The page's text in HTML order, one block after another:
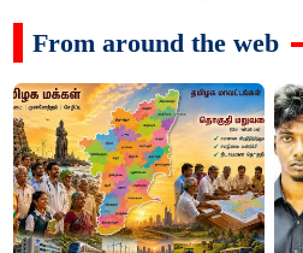
From around the web